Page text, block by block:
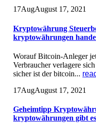
17AugAugust 17, 2021
Kryptowährung
kryptowährungen
Worauf Bitcoin-Anleger
Verbraucher verlagere
sicher ist der bitcoin...
17AugAugust 17, 2021
Geheimtipp
kryptowährungen gibt